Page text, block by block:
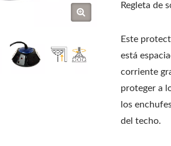
Regleta de
Este
está
corriente
proteger a
los
del techo.